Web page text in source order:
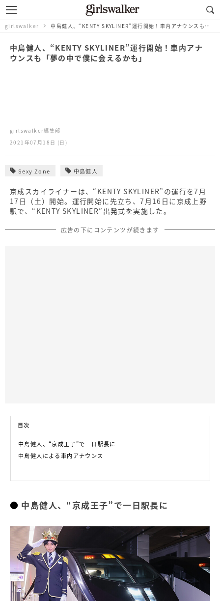
girlswalker 中島健人、“KENTY SKYLINER”運行開始！車内アナウンスも「夢の中で僕に会えるかも」
中島健人、“KENTY SKYLINER”運行開始！車内アナ
ウンスも「夢の中で僕に会えるかも」
girlswalker編集部
2021年07月18日 (日)
Sexy Zone 中島健人
京成スカイライナーは、“KENTY SKYLINER”の運行を7月
17日（土）開始。運行開始に先立ち、7月16日に京成上野
駅で、“KENTY SKYLINER”出発式を実施した。
広告の下にコンテンツが続きます
目次
中島健人、“京成王子”で一日駅長に
中島健人による車内アナウンス
中島健人、“京成王子”で一日駅長に